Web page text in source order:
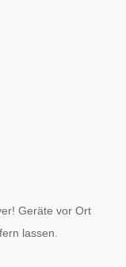
Geräte vor Ort
lassen.